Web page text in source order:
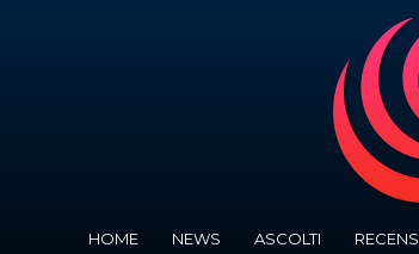
HOME NEWS ASCOLTI